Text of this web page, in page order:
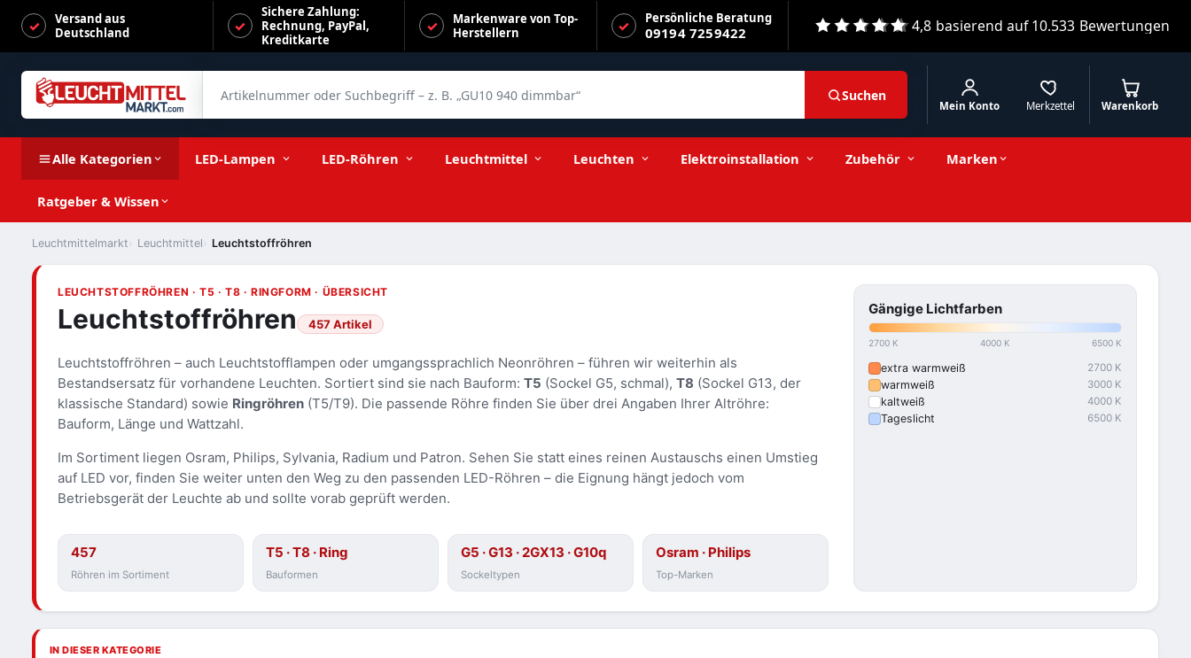
Versand aus
Deutschland
Sichere Zahlung:
Rechnung, PayPal,
Kreditkarte
Markenware von Top-
Herstellern
Persönliche Beratung
09194 7259422 4,8 basierend auf10.533 Bewertungen
Suchen
Merkzettel
Mein Konto Warenkorb
Alle Kategorien LED-Lampen LED-Röhren Leuchtmittel Leuchten Elektroinstallation Zubehör Marken
Ratgeber & Wissen
Leuchtmittelmarkt Leuchtmittel Leuchtstoffröhren
LEUCHTSTOFFRÖHREN · T5 · T8 · RINGFORM · ÜBERSICHT
Leuchtstoffröhren 457 Artikel
Leuchtstoffröhren – auch Leuchtstofflampen oder umgangssprachlich Neonröhren – führen wir weiterhin als
Bestandsersatz für vorhandene Leuchten. Sortiert sind sie nach Bauform: T5 (Sockel G5, schmal), T8 (Sockel G13, der
klassische Standard) sowie Ringröhren (T5/T9). Die passende Röhre finden Sie über drei Angaben Ihrer Altröhre:
Bauform, Länge und Wattzahl.
Im Sortiment liegen Osram, Philips, Sylvania, Radium und Patron. Sehen Sie statt eines reinen Austauschs einen Umstieg
auf LED vor, finden Sie weiter unten den Weg zu den passenden LED-Röhren – die Eignung hängt jedoch vom
Betriebsgerät der Leuchte ab und sollte vorab geprüft werden.
457
Röhren im Sortiment
T5 · T8 · Ring
Bauformen
G5 · G13 · 2GX13 · G10q
Sockeltypen
Osram · Philips
Top-Marken
Gängige Lichtfarben
2700 K 4000 K 6500 K
extra warmweiß 2700 K
warmweiß 3000 K
kaltweiß 4000 K
Tageslicht 6500 K
IN DIESER KATEGORIE